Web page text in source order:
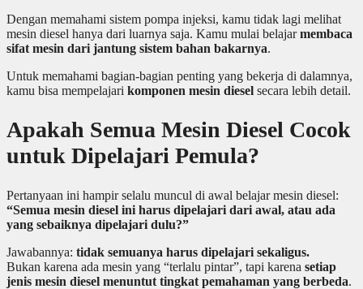
Dengan memahami sistem pompa injeksi, kamu tidak lagi melihat
mesin diesel hanya dari luarnya saja. Kamu mulai belajarmembaca
sifat mesin dari jantung sistem bahan bakarnya.
Untuk memahami bagian-bagian penting yang bekerja di dalamnya,
kamu bisa mempelajari komponen mesin diesel secara lebih detail.
Apakah Semua Mesin Diesel Cocok
untuk Dipelajari Pemula?
Pertanyaan ini hampir selalu muncul di awal belajar mesin diesel:
“Semua mesin diesel ini harus dipelajari dari awal, atau ada
yang sebaiknya dipelajari dulu?”
Jawabannya: tidak semuanya harus dipelajari sekaligus.
Bukan karena ada mesin yang “terlalu pintar”, tapi karena setiap
jenis mesin diesel menuntut tingkat pemahaman yang berbeda.